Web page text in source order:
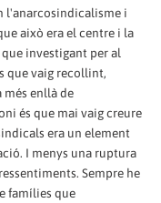
l'anarcosindicalisme i
això era el centre i la
investigant per al
que vaig recollint,
enllà de
és que mai vaig creure
era un element
I menys una ruptura
Sempre he
famílies que